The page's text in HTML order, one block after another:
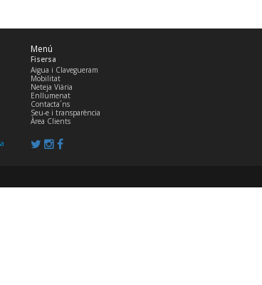
Menú
Fisersa
Aigua i Clavegueram
Mobilitat
Neteja Viària
Enllumenat
Contacta´ns
Seu-e i transparència
Àrea Clients